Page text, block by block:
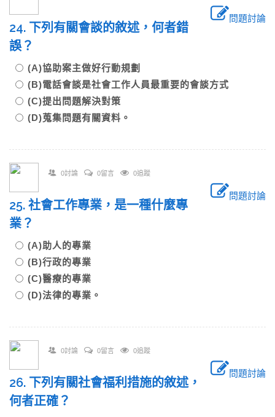
問題討論
24. 下列有關會談的敘述，何者錯
誤？
(A)協助案主做好行動規劃
(B)電話會談是社會工作人員最重要的會談方式
(C)提出問題解決對策
(D)蒐集問題有關資料。
0討論 0留言 0追蹤
問題討論
25. 社會工作專業，是一種什麼專
業？
(A)助人的專業
(B)行政的專業
(C)醫療的專業
(D)法律的專業。
0討論 0留言 0追蹤
問題討論
26. 下列有關社會福利措施的敘述，
何者正確？